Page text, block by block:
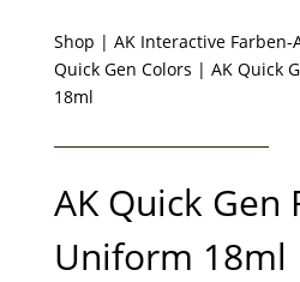
Shop | AK Interactive
Quick Gen Colors | AK Quick
18ml
AK Quick Gen
Uniform 18ml